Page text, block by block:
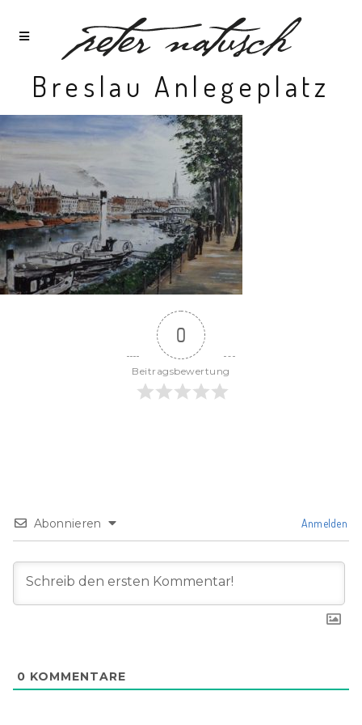
Breslau Anlegeplatz
0
Beitragsbewertung
Abonnieren Anmelden
0 KOMMENTARE